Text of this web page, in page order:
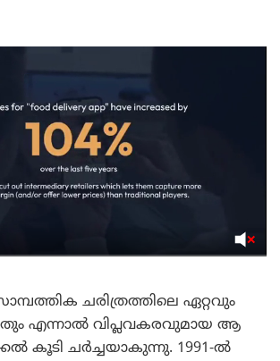
ചരിത്രത്തിലെ ഏറ്റവും
എന്നാൽ വിപ്ലവകരവുമായ ആ
കൂടി ചർച്ചയാകുന്നു. 1991-ൽ